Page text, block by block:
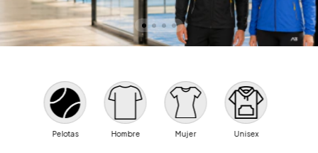
Pelotas Hombre Mujer Unisex